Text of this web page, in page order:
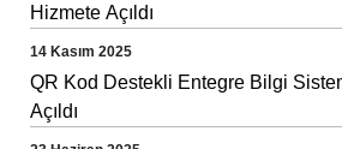
Hizmete Açıldı
14 Kasım 2025
QR Kod Destekli Entegre Bilgi
Açıldı